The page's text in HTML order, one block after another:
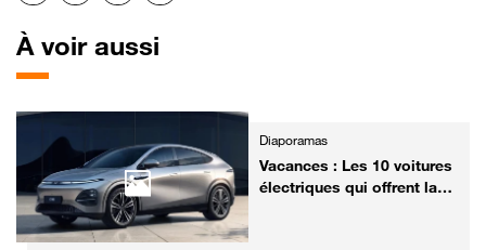
À voir aussi
Diaporamas
Vacances : Les 10 voitures
électriques qui offrent la